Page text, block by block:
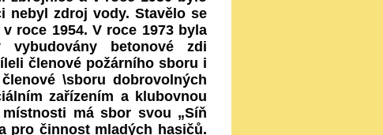
nebyl zdroj vody. Stavělo se
roce 1954. V roce 1973 byla
betonové zdi
členové požárního sboru i
\sboru dobrovolných
zařízením a klubovnou
má sbor svou „Síň
pro činnost mladých hasičů.